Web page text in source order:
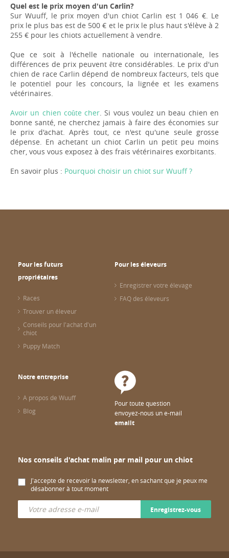
Quel est le prix moyen d'un Carlin?
Sur Wuuff, le prix moyen d'un chiot Carlin est 1 046 €. Le
prix le plus bas est de 500 € et le prix le plus haut s'élève à 2
255 € pour les chiots actuellement à vendre.
Que ce soit à l'échelle nationale ou internationale, les
différences de prix peuvent être considérables. Le prix d'un
chien de race Carlin dépend de nombreux facteurs, tels que
le potentiel pour les concours, la lignée et les examens
vétérinaires.
Avoir un chien coûte cher. Si vous voulez un beau chien en
bonne santé, ne cherchez jamais à faire des économies sur
le prix d'achat. Après tout, ce n'est qu'une seule grosse
dépense. En achetant un chiot Carlin un petit peu moins
cher, vous vous exposez à des frais vétérinaires exorbitants.
En savoir plus : Pourquoi choisir un chiot sur Wuuff ?
Pour les futurs
propriétaires
Races
Trouver un éleveur
Conseils pour l'achat d'un
chiot
Puppy Match
Pour les éleveurs
Enregistrer votre élevage
FAQ des éleveurs
Notre entreprise
A propos de Wuuff
Blog
Pour toute question
envoyez-nous un e-mail
emailt
Nos conseils d'achat malin par mail pour un chiot
J'accepte de recevoir la newsletter, en sachant que je peux me
désabonner à tout moment
Enregistrez-vous